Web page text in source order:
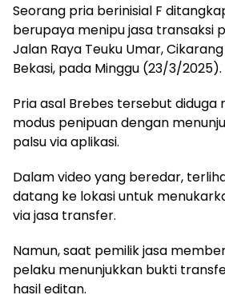
Seorang pria berinisial F
berupaya menipu jasa transaksi
Jalan Raya Teuku Umar,
Bekasi, pada Minggu (23/3/2025).
Pria asal Brebes tersebut diduga
modus penipuan dengan
palsu via aplikasi.
Dalam video yang beredar,
datang ke lokasi untuk
via jasa transfer.
Namun, saat pemilik jasa
pelaku menunjukkan bukti
hasil editan.